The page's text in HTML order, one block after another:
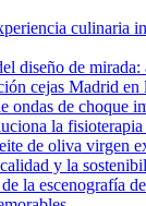
culinaria
diseño de mirada:
cejas Madrid en
ondas de choque
la
de oliva virgen
y la
la escenografía